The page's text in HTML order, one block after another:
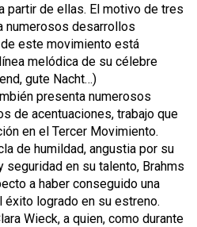
partir de ellas. El motivo de tres
numerosos desarrollos
este movimiento está
melódica de su célebre
gute Nacht…)
presenta numerosos
de acentuaciones, trabajo que
en el Tercer Movimiento.
de humildad, angustia por su
en su talento, Brahms
a haber conseguido una
éxito logrado en su estreno.
Wieck, a quien, como durante